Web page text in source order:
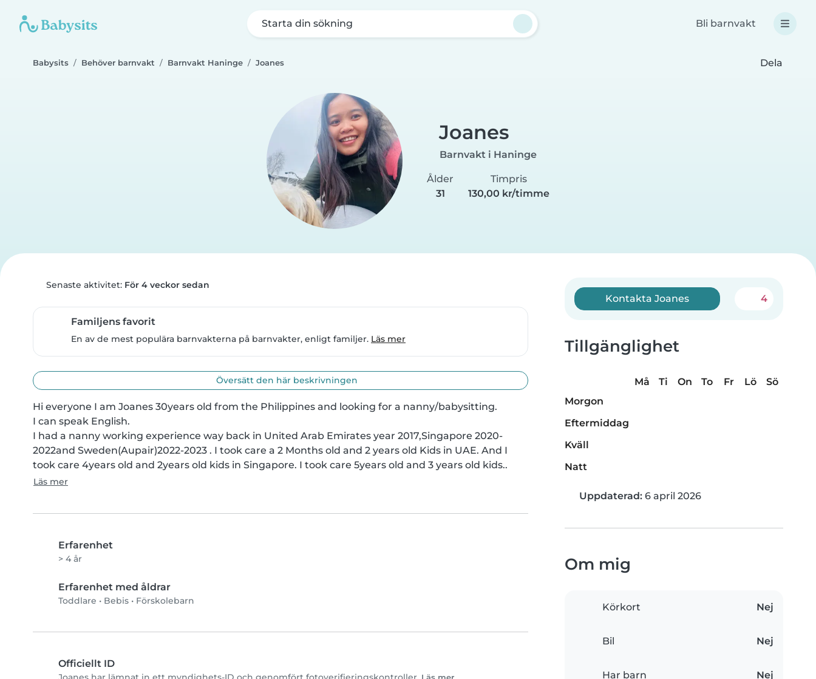
Starta din sökning Bli barnvakt
Babysits Behöver barnvakt Barnvakt Haninge Joanes Dela
Joanes
Barnvakt i Haninge
Ålder
31
Timpris
130,00 kr/timme
Senaste aktivitet: För 4 veckor sedan
Familjens favorit
En av de mest populära barnvakterna på barnvakter, enligt familjer. Läs mer
Översätt den här beskrivningen
Hi everyone I am Joanes 30years old from the Philippines and looking for a nanny/babysitting.
I can speak English.
I had a nanny working experience way back in United Arab Emirates year 2017,Singapore 2020-
2022and Sweden(Aupair)2022-2023 . I took care a 2 Months old and 2 years old Kids in UAE. And I
took care 4years old and 2years old kids in Singapore. I took care 5years old and 3 years old kids..
Läs mer
Erfarenhet
> 4 år
Erfarenhet med åldrar
Toddlare • Bebis • Förskolebarn
Officiellt ID
Kontakta Joanes 4
Tillgänglighet
Må Ti On To Fr Lö
Sö
Morgon
Eftermiddag
Kväll
Natt
Uppdaterad: 6 april 2026
Om mig
Körkort Nej
Bil Nej
Har barn Nej